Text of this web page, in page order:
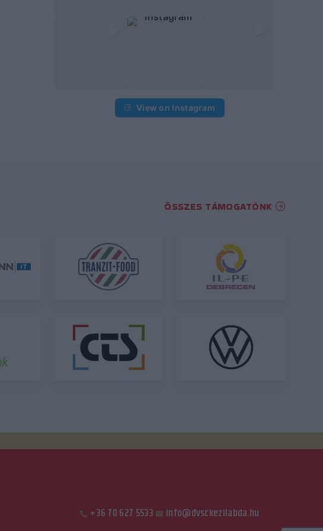
View on Instagram
ÖSSZES TÁMOGATÓNK
+36 70 627 5533 info@dvsckezilabda.hu